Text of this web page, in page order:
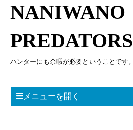
NANIWANO
PREDATORS
ハンターにも余暇が必要ということです。
メニューを開く